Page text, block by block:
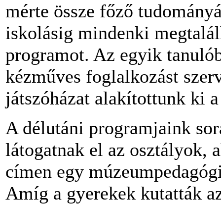
mérte össze főző
iskolásig mindenki
programot. Az egyik
kézműves foglalkozást
játszóházat alakítottunk ki
A délutáni programjaink
látogatnak el az osztályok,
címen egy
Amíg a gyerekek kutatták